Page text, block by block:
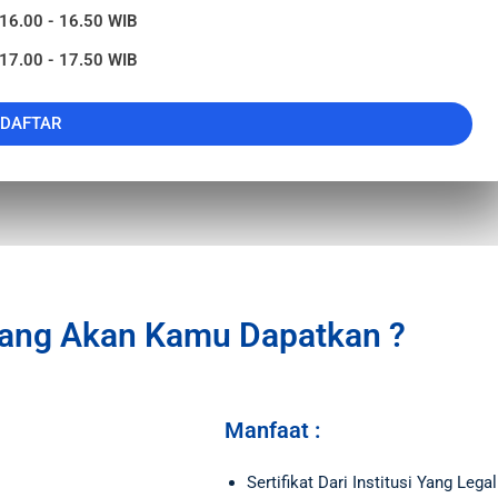
- 16.50 WIB
- 17.50 WIB
DAFTAR
Akan Kamu Dapatkan ?
Manfaat :
Sertifikat Dari Institusi Yang Legal